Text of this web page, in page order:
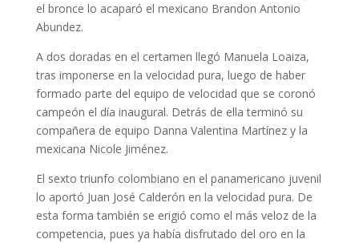
el bronce lo acaparó el mexicano Brandon Antonio
Abundez.
A dos doradas en el certamen llegó Manuela Loaiza,
tras imponerse en la velocidad pura, luego de haber
formado parte del equipo de velocidad que se coronó
campeón el día inaugural. Detrás de ella terminó su
compañera de equipo Danna Valentina Martínez y la
mexicana Nicole Jiménez.
El sexto triunfo colombiano en el panamericano juvenil
lo aportó Juan José Calderón en la velocidad pura. De
esta forma también se erigió como el más veloz de la
competencia, pues ya había disfrutado del oro en la